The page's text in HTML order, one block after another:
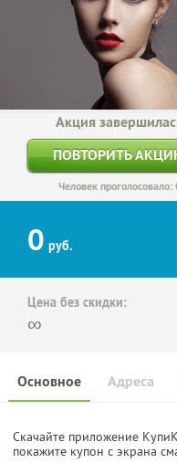
Акция
ПОВТОРИТЬ
Человек проголосовало:
0 руб.
Цена без скидки:
∞
Основное Адреса
Скачайте приложение
покажите купон с экрана